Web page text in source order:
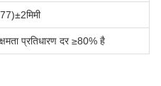
प्रतिधारण दर ≥80% है